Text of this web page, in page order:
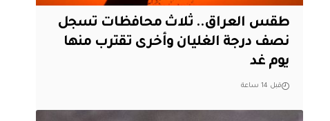
طقس العراق.. ثلاث محافظات تسجل
نصف درجة الغليان وأخرى تقترب منها
يوم غد
قبل 14 ساعة